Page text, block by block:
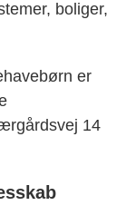
boliger,
er
14